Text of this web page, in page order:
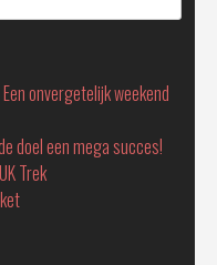
onvergetelijk weekend
doel een mega succes!
Trek